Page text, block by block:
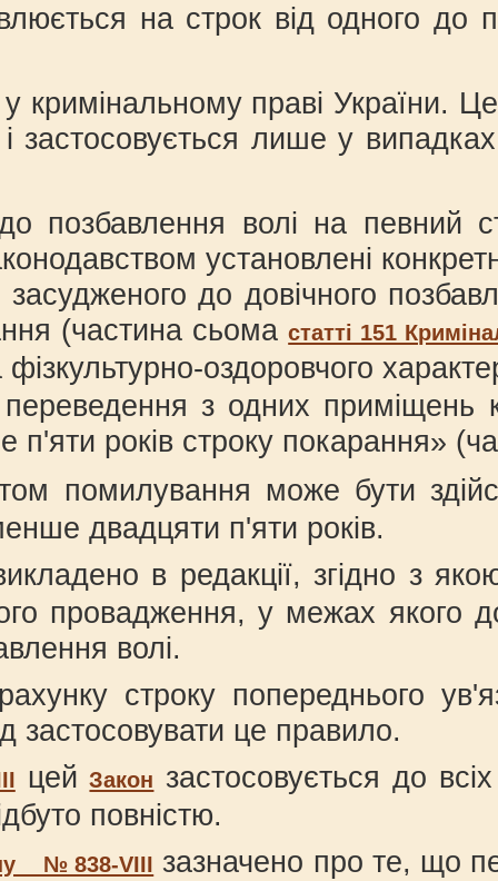
на строк від одного
кримінальному праві України.
застосовується лише у
позбавлення волі на певний
установлені
до довічного
(частина сьомастатті 151
оздоровчого
з одних
років строку покарання»
помилування може бути
двадцяти п'яти років.
в редакції, згідно з
провадження, у межах якого
волі.
строку попереднього
застосовувати це правило.
цейЗакон застосовується до
повністю.
№ 838-VІІІ зазначено про те, що